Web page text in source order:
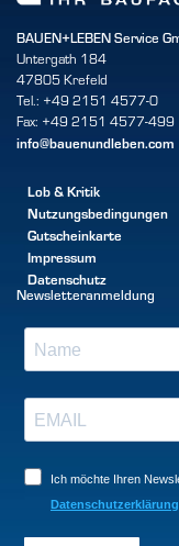
BAUEN+LEBEN Service
Untergath 184
47805 Krefeld
Tel.: +49 2151 4577-0
Fax: +49 2151 4577-499
info@bauenundleben.com
Lob & Kritik
Nutzungsbedingungen
Gutscheinkarte
Impressum
Datenschutz
Newsletteranmeldung
Ich möchte Ihren
Datenschutzerklärung